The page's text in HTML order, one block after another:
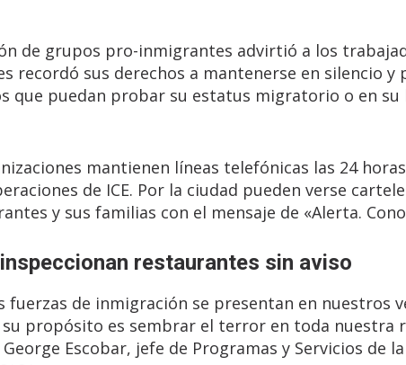
de grupos pro-inmigrantes advirtió a los
recordó sus derechos a mantenerse en silencio
que puedan probar su estatus migratorio o en
mantienen líneas telefónicas las 24
de ICE. Por la ciudad pueden verse
y sus familias con el mensaje de «Alerta.
restaurantes sin aviso
fuerzas de inmigración se presentan en nuestros
propósito es sembrar el terror en toda nuestra
Escobar, jefe de Programas y Servicios de